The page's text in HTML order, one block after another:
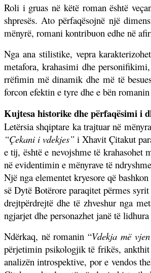
Roli i gruas në këtë roman është
shpresës. Ato përfaqësojnë një
mënyrë, romani kontribuon edhe në
Nga ana stilistike, vepra
metafora, krahasimi dhe
rrëfimin më dinamik dhe më të
forcon efektin e tyre dhe e bën
Kujtesa historike dhe përfaqësimi i
Letërsia shqiptare ka trajtuar në
“Çekani i vdekjes” i Xhavit Çitakut
e tij, është e nevojshme të krahasohet
në evidentimin e mënyrave të
Një nga elementet kryesore që
së Dytë Botërore paraqitet përmes
drejtpërdrejtë dhe të zhveshur nga
ngjarjet dhe personazhet janë të
Ndërkaq, në romanin “Vdekja më
përjetimin psikologjik të frikës,
analizën introspektive, por e vendos